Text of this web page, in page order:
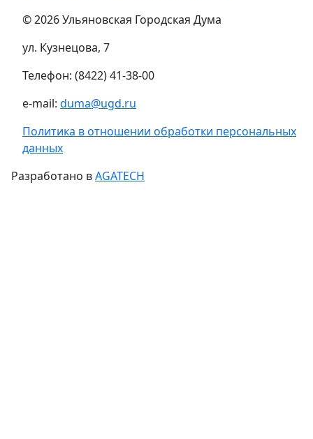
© 2026 Ульяновская Городская Дума
ул. Кузнецова, 7
Телефон: (8422) 41-38-00
e-mail: duma@ugd.ru
Политика в отношении обработки персональных
данных
Разработано вAGATECH